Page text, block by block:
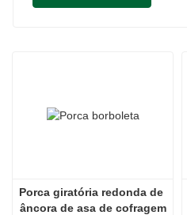
Porca giratória redonda de
âncora de asa de cofragem